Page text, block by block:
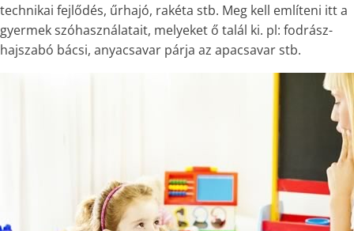
technikai fejlődés, űrhajó, rakéta stb. Meg kell említeni itt a
gyermek szóhasználatait, melyeket ő talál ki. pl: fodrász-
hajszabó bácsi, anyacsavar párja az apacsavar stb.